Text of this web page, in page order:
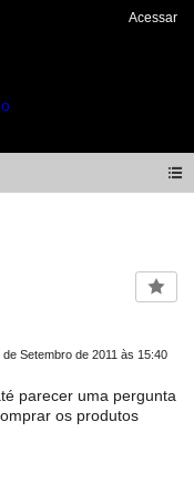
Acessar
de Setembro de 2011 às 15:40
parecer uma pergunta
os produtos